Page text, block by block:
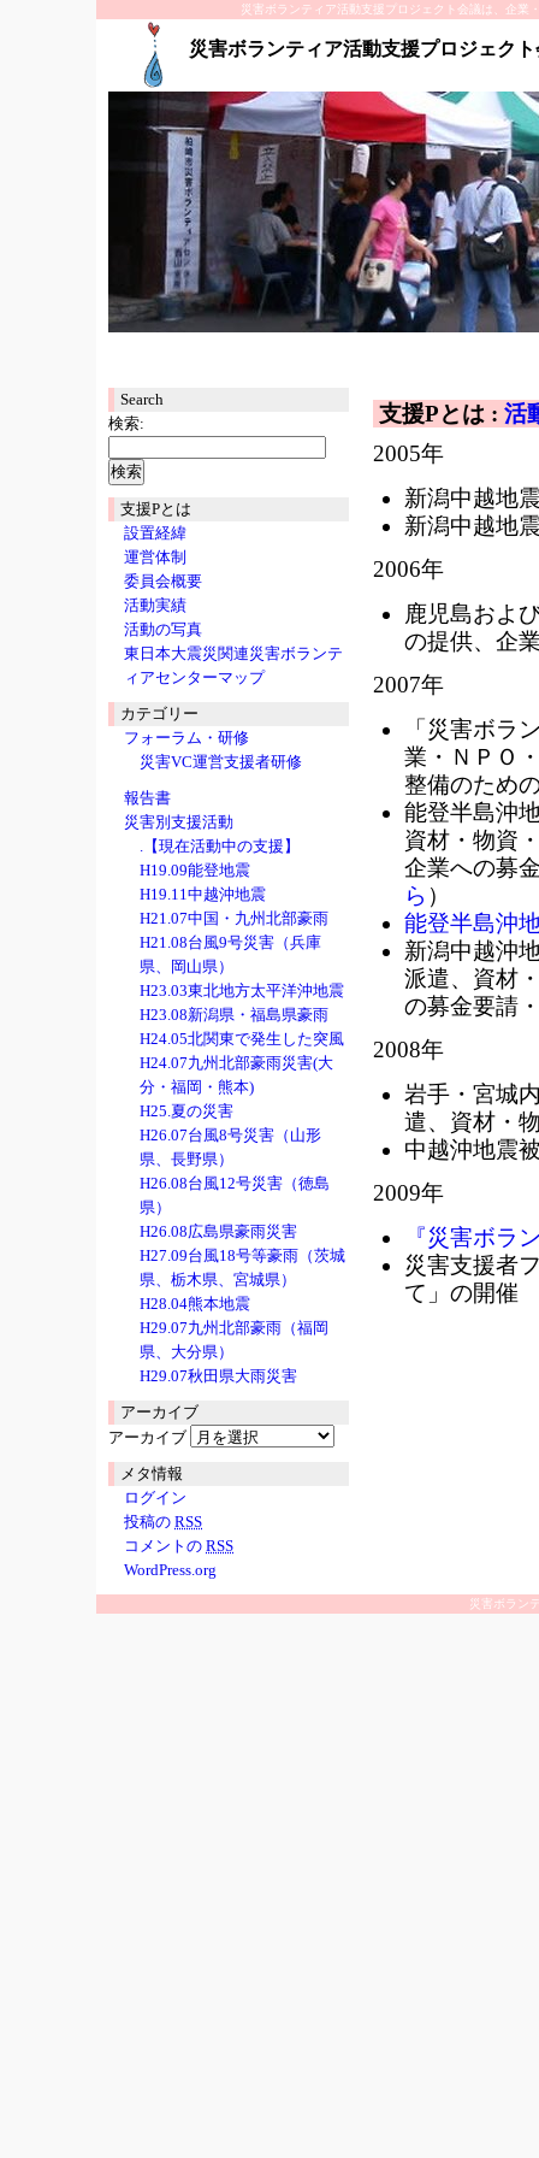
災害ボランティア活動支援プロジェクト会議は、企業
災害ボランティア活動支援プロジェクト
Search
検索:
支援Pとは
設置経緯
運営体制
委員会概要
活動実績
活動の写真
東日本大震災関連災害ボランテ
ィアセンターマップ
カテゴリー
フォーラム・研修
災害VC運営支援者研修
報告書
災害別支援活動
.【現在活動中の支援】
H19.09能登地震
H19.11中越沖地震
H21.07中国・九州北部豪雨
H21.08台風9号災害（兵庫
県、岡山県）
H23.03東北地方太平洋沖地震
H23.08新潟県・福島県豪雨
H24.05北関東で発生した突風
H24.07九州北部豪雨災害(大
分・福岡・熊本)
H25.夏の災害
H26.07台風8号災害（山形
県、長野県）
H26.08台風12号災害（徳島
県）
H26.08広島県豪雨災害
H27.09台風18号等豪雨（茨城
県、栃木県、宮城県）
H28.04熊本地震
H29.07九州北部豪雨（福岡
県、大分県）
H29.07秋田県大雨災害
アーカイブ
アーカイブ
メタ情報
ログイン
投稿の RSS
コメントの RSS
WordPress.org
支援Pとは : 活
2005年
新潟中越地
新潟中越地
2006年
鹿児島およ
の提供、企
2007年
「災害ボラ
業・ＮＰＯ
整備のため
能登半島沖
資材・物資
企業への募
ら ）
能登半島沖
新潟中越沖
派遣、資材
の募金要請
2008年
岩手・宮城
遣、資材・
中越沖地震
2009年
『災害ボラ
災害支援者
て」の開催
災害ボラン